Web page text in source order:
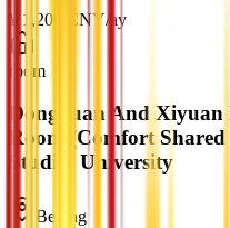
¥ 1,200 CNY/ ay
room
Dongyuan And Xiyuan
Room (Comfort
Studies University
Beijing